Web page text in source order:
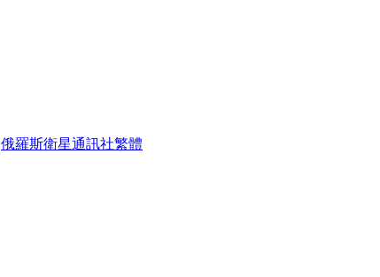
俄羅斯衛星通訊社繁體